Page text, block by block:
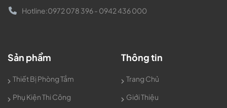
Hotline:0972 078 396 - 0942 436 000
Sản phẩm
Thiết Bị Phòng Tắm
Phụ Kiện Thi Công
Thông tin
Trang Chủ
Giới Thiệu